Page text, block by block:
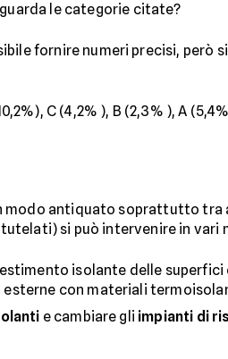
le categorie citate?
fornire numeri precisi, però
C (4,2% ), B (2,3% ), A
antiquato soprattutto tra
si può intervenire in vari
isolante delle superfici
con materiali
e cambiare gli impianti di